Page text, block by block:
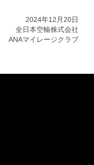
2024年12月20日
全日本空輸株式会社
ANAマイレージクラブ